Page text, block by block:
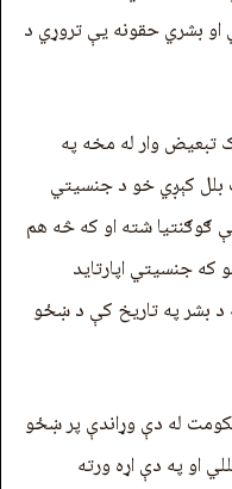
بشري حقونه يې تروړي د
تبعیض وار له مخه په
بلل کېږي خو د جنسيتي
کې ګوګنتیا شته او که څه هم
جنسيتي اپارتاید
بشر په تاریخ کې د ښځو
له دې وړاندې پر ښځو
او په دې اړه ورته